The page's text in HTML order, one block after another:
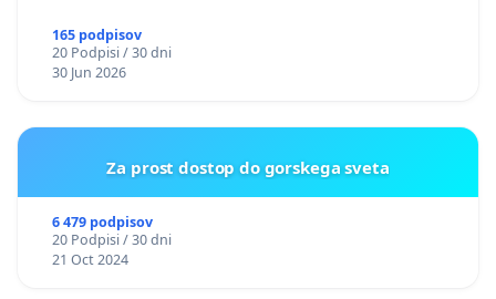
165 podpisov
20 Podpisi / 30 dni
30 Jun 2026
Za prost dostop do gorskega sveta
6 479 podpisov
20 Podpisi / 30 dni
21 Oct 2024